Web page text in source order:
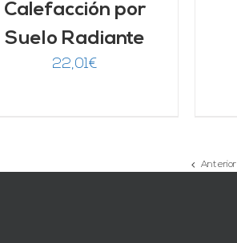
Calefacción por
Suelo Radiante
22,01€
Anterior